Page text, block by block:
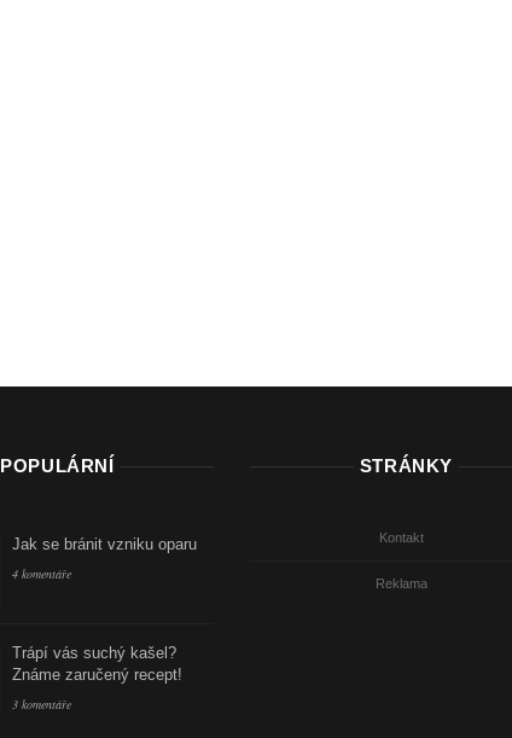
POPULÁRNÍ
Jak se bránit vzniku oparu
4 komentáře
Trápí vás suchý kašel?
Známe zaručený recept!
3 komentáře
STRÁNKY
Kontakt
Reklama